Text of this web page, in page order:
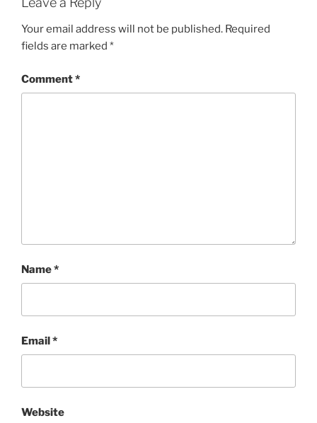
Your email address will not be published. Required
fields are marked *
Comment*
Name*
Email*
Website